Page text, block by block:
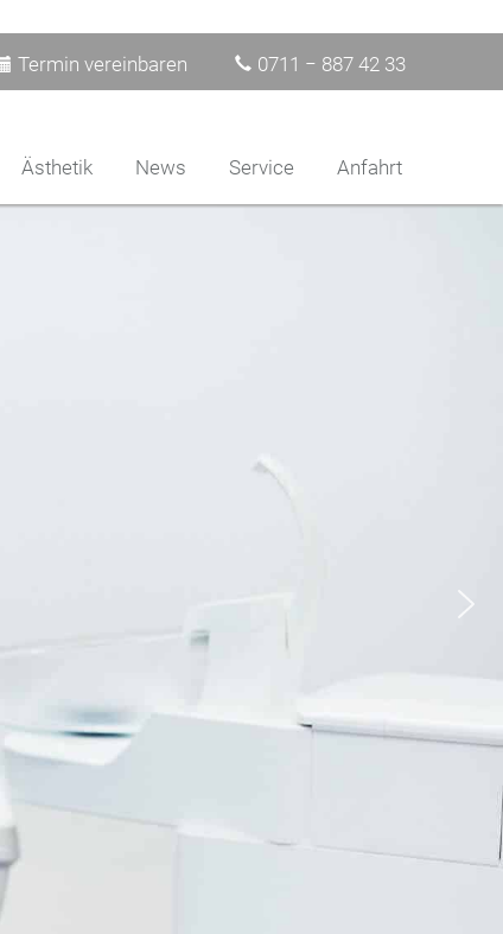
0711 − 887 42 33
Termin vereinbaren
Ästhetik News Service Anfahrt